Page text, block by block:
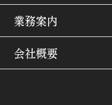
業務案内
会社概要